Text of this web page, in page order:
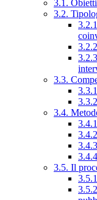
3.1.
3.2.
3.3.
3.4.
3.5. Il